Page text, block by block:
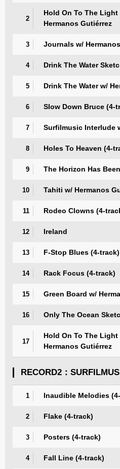
2
Hold On To The
Hermanos Gutiérrez
3 Journals w/
4 Drink The Water
5 Drink The Water w/
6 Slow Down Bruce (4-
7 Surfilmusic Interlude
8 Holes To Heaven (4-
9 The Horizon Has
10 Tahiti w/ Hermanos
11 Rodeo Clowns (4-
12 Ireland
13 F-Stop Blues (4-track)
14 Rack Focus (4-track)
15 Green Board w/
16 Only The Ocean
17
Hold On To The
Hermanos Gutiérrez
RECORD2：
1 Inaudible Melodies
2 Flake (4-track)
3 Posters (4-track)
4 Fall Line (4-track)